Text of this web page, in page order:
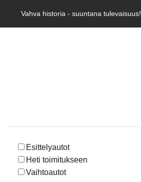
Vahva historia - suuntana tulevaisuus!
Esittelyautot
Heti toimitukseen
Vaihtoautot